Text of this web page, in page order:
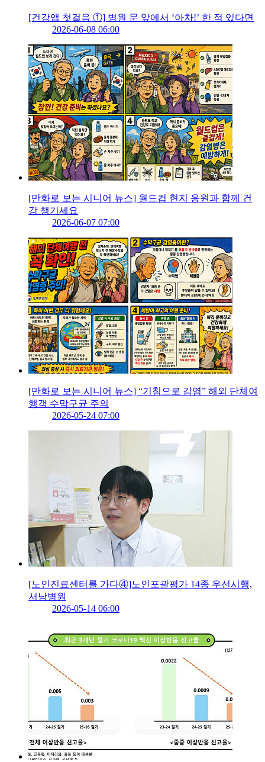
[건강앱 첫걸음 ①] 병원 문 앞에서 ‘아차!’ 한 적 있다면
2026-06-08 06:00
[만화로 보는 시니어 뉴스] 월드컵 현지 응원과 함께 건
강 챙기세요
2026-06-07 07:00
[만화로 보는 시니어 뉴스] “기침으로 감염” 해외 단체여
행객 수막구균 주의
2026-05-24 07:00
[노인진료센터를 가다④]노인포괄평가 14종 우선시행,
서남병원
2026-05-14 06:00